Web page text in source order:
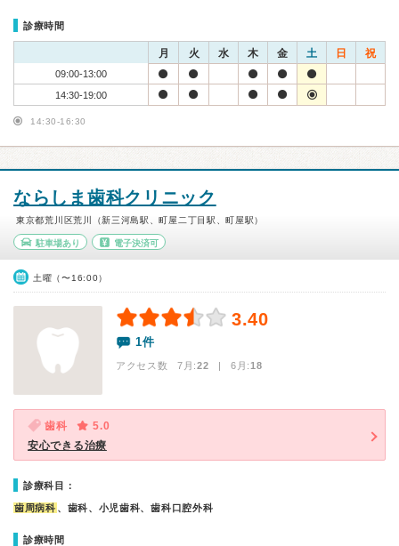
診療時間
月 火 水 木 金 土 日 祝
09:00-13:00
14:30-19:00
14:30-16:30
ならしま歯科クリニック
東京都荒川区荒川（新三河島駅、町屋二丁目駅、町屋駅）
駐車場あり 電子決済可
土曜（〜16:00）
3.40
1件
アクセス数 7月:22 | 6月:18
歯科
5.0
安心できる治療
診療科目：
歯周病科 、歯科、小児歯科、歯科口腔外科
診療時間